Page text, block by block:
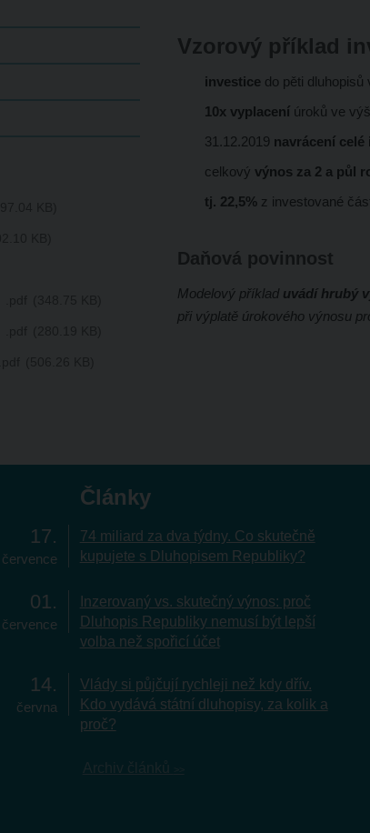
Vzorový příklad
investice do pěti dluhopisů
10x vyplaceníúroků ve
31.12.2019 navrácení
celkový výnos za 2 a půl
tj. 22,5%z investované
Daňová povinnost
Modelový příklad uvádí hrubý
při výplatě úrokového výnosu
Články
17
července
74 miliard za dva týdny. Co skutečně
kupujete s Dluhopisem Republiky?
01
července
Inzerovaný vs. skutečný výnos: proč
Dluhopis Republiky nemusí být lepší
volba než spořicí účet
14
června
Vlády si půjčují rychleji než kdy dřív.
Kdo vydává státní dluhopisy, za kolik a
proč?